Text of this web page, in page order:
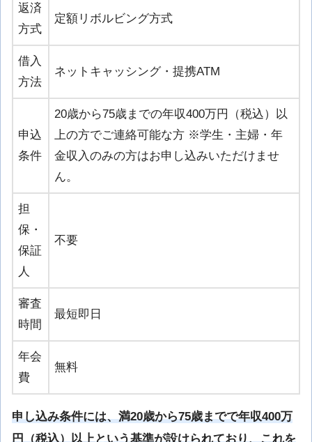
返済
方式
定額リボルビング方式
借入
方法
ネットキャッシング・提携ATM
申込
条件
20歳から75歳までの年収400万円（税込）以
上の方でご連絡可能な方 ※学生・主婦・年
金収入のみの方はお申し込みいただけませ
ん。
担
保・
保証
人
不要
審査
時間
最短即日
年会
費
無料
申し込み条件には、満20歳から75歳までで年収400万
円（税込）以上という基準が設けられており、これを